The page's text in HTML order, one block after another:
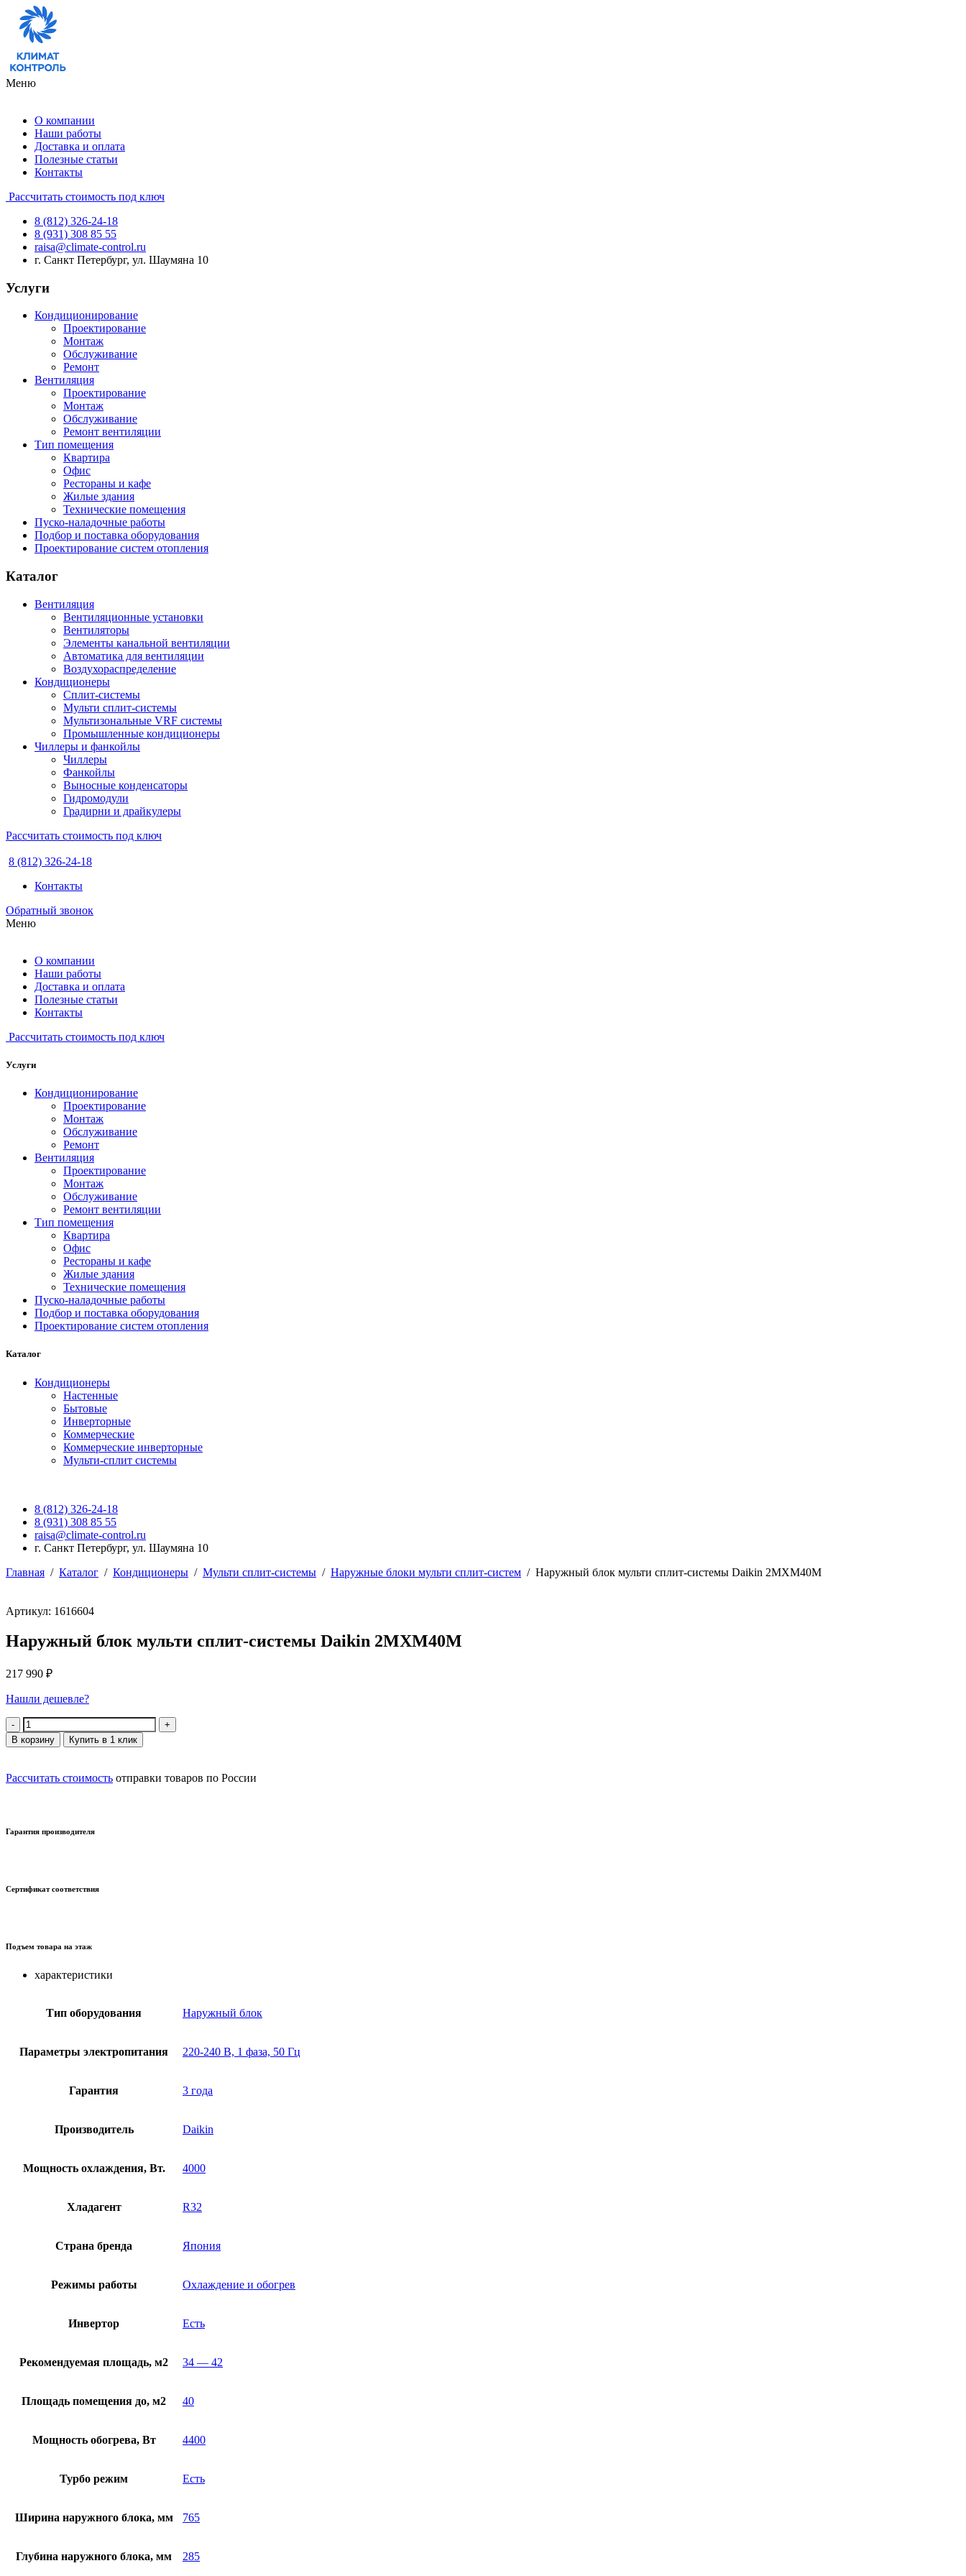
Меню
О компании
Наши работы
Доставка и оплата
Полезные статьи
Контакты
Рассчитать стоимость под ключ
8 (812) 326-24-18
8 (931) 308 85 55
raisa@climate-control.ru
г. Санкт Петербург, ул. Шаумяна 10
Услуги
Кондиционирование
Проектирование
Монтаж
Обслуживание
Ремонт
Вентиляция
Проектирование
Монтаж
Обслуживание
Ремонт вентиляции
Тип помещения
Квартира
Офис
Рестораны и кафе
Жилые здания
Технические помещения
Пуско-наладочные работы
Подбор и поставка оборудования
Проектирование систем отопления
Каталог
Вентиляция
Вентиляционные установки
Вентиляторы
Элементы канальной вентиляции
Автоматика для вентиляции
Воздухораспределение
Кондиционеры
Сплит-системы
Мульти сплит-системы
Мультизональные VRF системы
Промышленные кондиционеры
Чиллеры и фанкойлы
Чиллеры
Фанкойлы
Выносные конденсаторы
Гидромодули
Градирни и драйкулеры
Рассчитать стоимость под ключ
8 (812) 326-24-18
Контакты
Обратный звонок
Меню
О компании
Наши работы
Доставка и оплата
Полезные статьи
Контакты
Рассчитать стоимость под ключ
Услуги
Кондиционирование
Проектирование
Монтаж
Обслуживание
Ремонт
Вентиляция
Проектирование
Монтаж
Обслуживание
Ремонт вентиляции
Тип помещения
Квартира
Офис
Рестораны и кафе
Жилые здания
Технические помещения
Пуско-наладочные работы
Подбор и поставка оборудования
Проектирование систем отопления
Каталог
Кондиционеры
Настенные
Бытовые
Инверторные
Коммерческие
Коммерческие инверторные
Мульти-сплит системы
8 (812) 326-24-18
8 (931) 308 85 55
raisa@climate-control.ru
г. Санкт Петербург, ул. Шаумяна 10
Главная / Каталог / Кондиционеры / Мульти сплит-системы / Наружные блоки мульти сплит-систем / Наружный блок мульти сплит-системы Daikin 2MXM40M
Артикул: 1616604
Наружный блок мульти сплит-системы Daikin 2MXM40M
217 990 ₽
Нашли дешевле?
Количество
В корзину Купить в 1 клик
Рассчитать стоимость отправки товаров по России
Гарантия производителя
Сертификат соответствия
Подъем товара на этаж
характеристики
Тип оборудования Наружный блок
Параметры электропитания 220-240 В, 1 фаза, 50 Гц
Гарантия 3 года
Производитель Daikin
Мощность охлаждения, Вт. 4000
Хладагент R32
Страна бренда Япония
Режимы работы Охлаждение и обогрев
Инвертор Есть
Рекомендуемая площадь, м2 34 — 42
Площадь помещения до, м2 40
Мощность обогрева, Вт 4400
Турбо режим Есть
Ширина наружного блока, мм 765
Глубина наружного блока, мм 285